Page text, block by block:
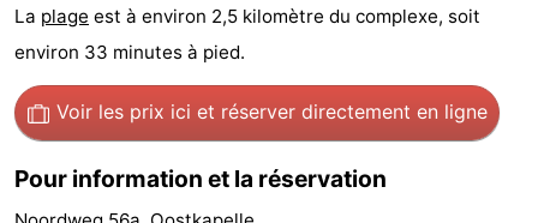
Haak
De
Westhove
Hôtels
minutes
Plages
Voir
La plage est à environ 2,5 kilomètre du complexe, soit
environ 33 minutes à pied.
Voir les prix ici et réserver directement en ligne
Pour information et la réservation